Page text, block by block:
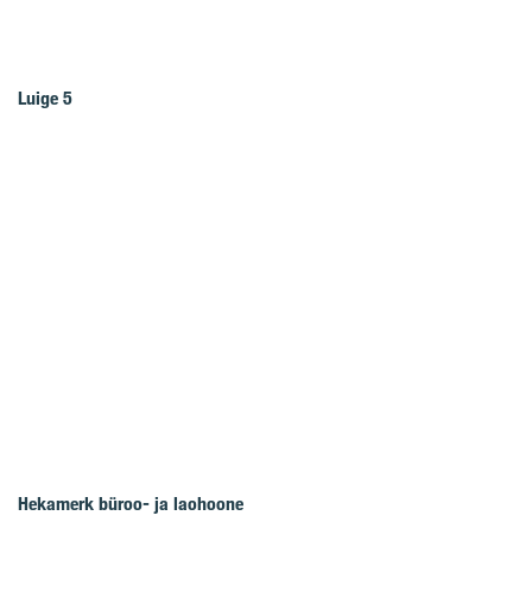
Luige 5
Hekamerk büroo- ja laohoone